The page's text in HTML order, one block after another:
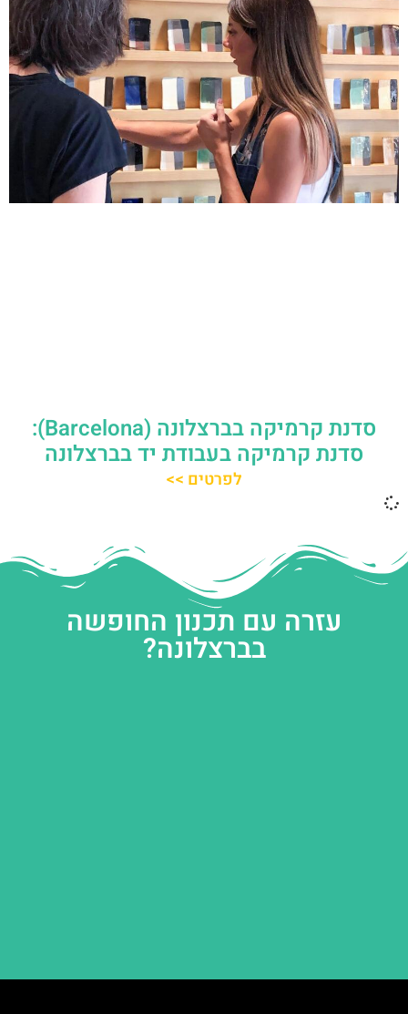
סדנת קרמיקה בברצלונה (Barcelona):
סדנת קרמיקה בעבודת יד בברצלונה
לפרטים >>
עזרה עם תכנון החופשה
בברצלונה?